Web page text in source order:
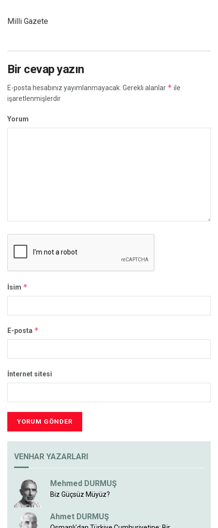
Milli Gazete
Bir cevap yazın
E-posta hesabınız yayımlanmayacak. Gerekli alanlar * ile
işaretlenmişlerdir
Yorum
İsim *
E-posta *
İnternet sitesi
VENHAR YAZARLARI
Mehmed DURMUŞ
Biz Güçsüz Müyüz?
Ahmet DURMUŞ